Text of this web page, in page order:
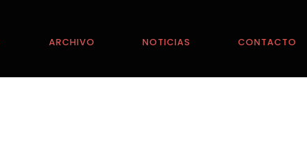
ARCHIVO NOTICIAS CONTACTO